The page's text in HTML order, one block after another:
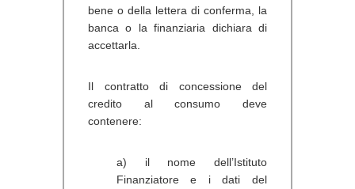
bene o della lettera di conferma, la
banca o la finanziaria dichiara di
accettarla.
Il contratto di concessione del
credito al consumo deve
contenere:
a) il nome dell’Istituto
Finanziatore e i dati del